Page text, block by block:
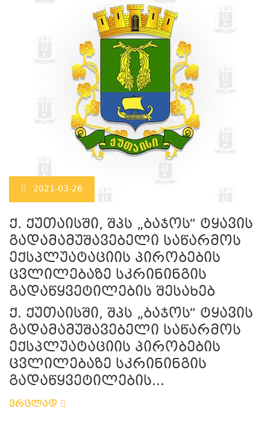
2021-03-26
ქ. ქუთაისში, შპს „ბაჯოს“ ტყავის
გადამამუშავებელი საწარმოს
ექსპლუატაციის პირობების
ცვლილებაზე სკრინინგის
გადაწყვეტილების შესახებ
ქ. ქუთაისში, შპს „ბაჯოს“ ტყავის
გადამამუშავებელი საწარმოს
ექსპლუატაციის პირობების
ცვლილებაზე სკრინინგის
გადაწყვეტილების...
ვრცლად